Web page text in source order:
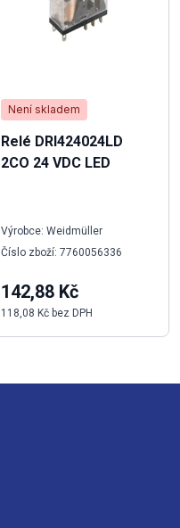
Není skladem
Relé DRI424024LD
2CO 24 VDC LED
Výrobce: Weidmüller
Číslo zboží: 7760056336
142,88 Kč
118,08 Kč bez DPH